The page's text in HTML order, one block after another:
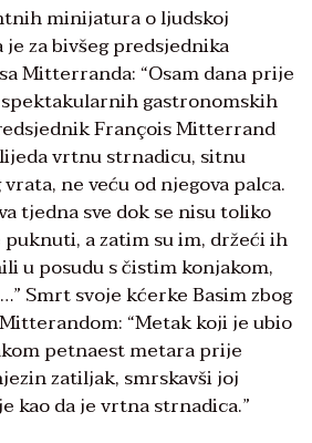
minijatura o ljudskoj
za bivšeg predsjednika
Mitterranda: “Osam dana prije
gastronomskih
François Mitterrand
vrtnu strnadicu, sitnu
ne veću od njegova palca.
tjedna sve dok se nisu toliko
puknuti, a zatim su im, držeći ih
u posudu s čistim konjakom,
Smrt svoje kćerke Basim zbog
“Metak koji je ubio
petnaest metara prije
zatiljak, smrskavši joj
kao da je vrtna strnadica.”